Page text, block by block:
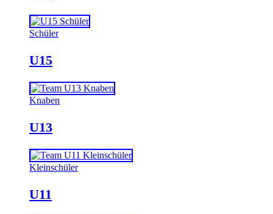
Schüler
U15
Knaben
U13
Kleinschüler
U11